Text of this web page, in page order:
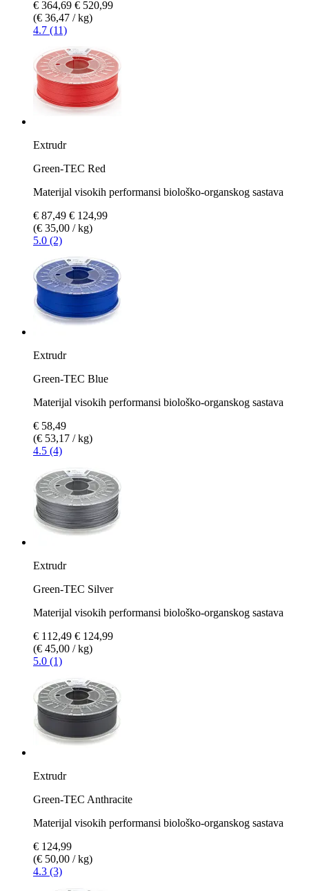
€ 364,69 € 520,99
(€ 36,47 / kg)
4.7 (11)
Extrudr
Green-TEC Red
Materijal visokih performansi biološko-organskog sastava
€ 87,49 € 124,99
(€ 35,00 / kg)
5.0 (2)
Extrudr
Green-TEC Blue
Materijal visokih performansi biološko-organskog sastava
€ 58,49
(€ 53,17 / kg)
4.5 (4)
Extrudr
Green-TEC Silver
Materijal visokih performansi biološko-organskog sastava
€ 112,49 € 124,99
(€ 45,00 / kg)
5.0 (1)
Extrudr
Green-TEC Anthracite
Materijal visokih performansi biološko-organskog sastava
€ 124,99
(€ 50,00 / kg)
4.3 (3)